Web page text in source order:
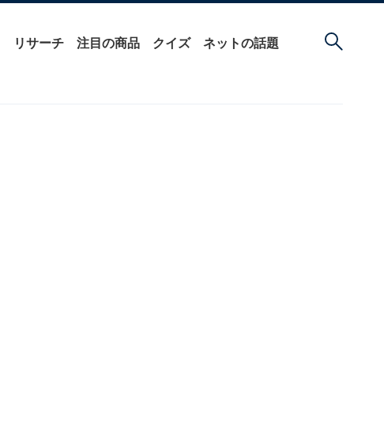
リサーチ 注目の商品 クイズ ネットの話題